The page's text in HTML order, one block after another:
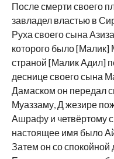
После смерти своего
завладел властью в
Руха своего сына
которого было [Малик]
страной [Малик Адил]
деснице своего сына
Дамаском он передал
Муаззаму, Д жезире
Ашрафу и четвёртому
настоящее имя было
Затем он со спокойной